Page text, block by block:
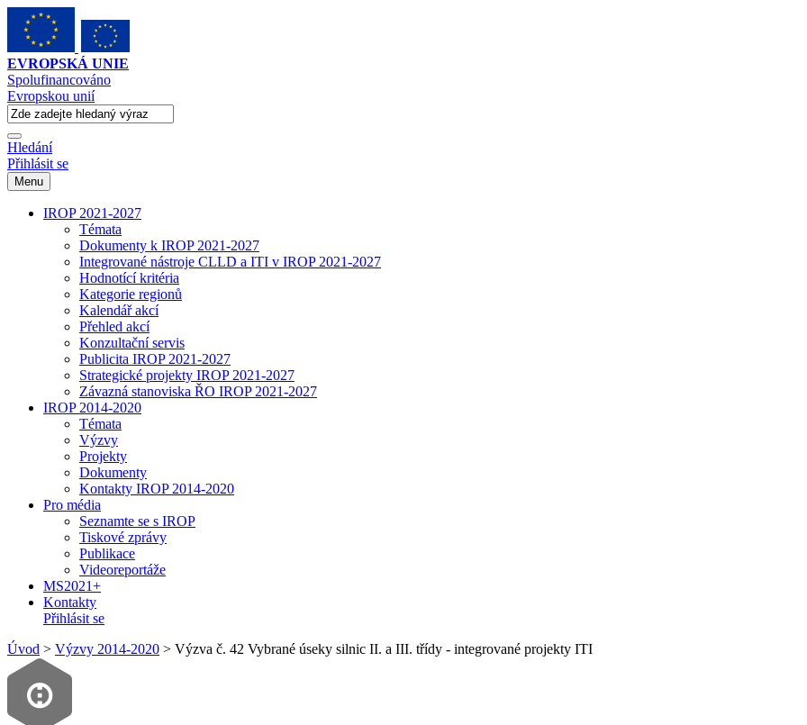
EVROPSKÁ UNIE
Spolufinancováno
Evropskou unií
Hledání
Přihlásit se
Menu
IROP 2021-2027
Témata
Dokumenty k IROP 2021-2027
Integrované nástroje CLLD a ITI v IROP 2021-2027
Hodnotící kritéria
Kategorie regionů
Kalendář akcí
Přehled akcí
Konzultační servis
Publicita IROP 2021-2027
Strategické projekty IROP 2021-2027
Závazná stanoviska ŘO IROP 2021-2027
IROP 2014-2020
Témata
Výzvy
Projekty
Dokumenty
Kontakty IROP 2014-2020
Pro média
Seznamte se s IROP
Tiskové zprávy
Publikace
Videoreportáže
MS2021+
Kontakty
Přihlásit se
Úvod > Výzvy 2014-2020 > Výzva č. 42 Vybrané úseky silnic II. a III. třídy - integrované projekty ITI